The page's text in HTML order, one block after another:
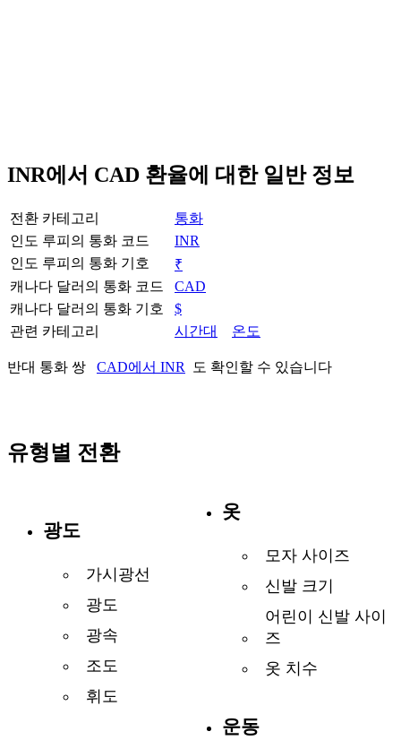
INR에서 CAD 환율에 대한 일반 정보
전환 카테고리
통화
인도 루피의 통화 코드
INR
인도 루피의 통화 기호
₹
캐나다 달러의 통화 코드
CAD
캐나다 달러의 통화 기호
$
관련 카테고리
시간대 온도
반대 통화 쌍 CAD에서 INR 도 확인할 수 있습니다
유형별 전환
광도
가시광선
광도
광속
조도
휘도
옷
모자 사이즈
신발 크기
어린이 신발 사이
즈
옷 치수
운동